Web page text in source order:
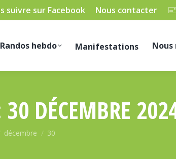
suivre sur Facebook Nous contacter
Randos hebdo Manifestations
30 DÉCEMBRE
décembre 30